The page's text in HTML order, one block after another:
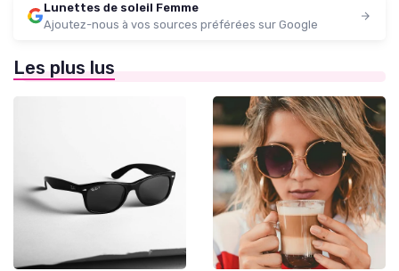
Lunettes de soleil Femme
Ajoutez-nous à vos sources préférées sur Google
Les plus lus